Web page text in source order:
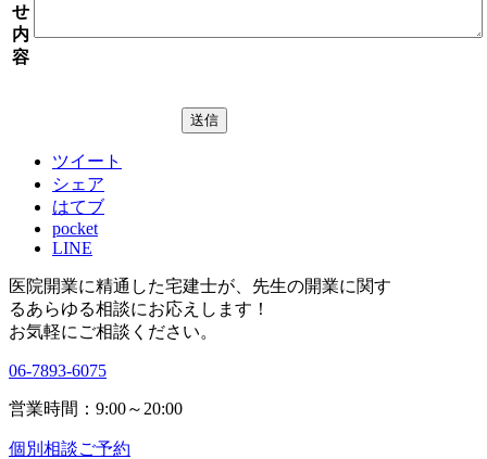
せ
内
容
ツイート
シェア
はてブ
pocket
LINE
医院開業に精通した宅建士が、 先生の開業に関す
るあらゆる相談にお応えします！
お気軽にご相談ください。
06-7893-6075
営業時間：9:00～20:00
個別相談ご予約